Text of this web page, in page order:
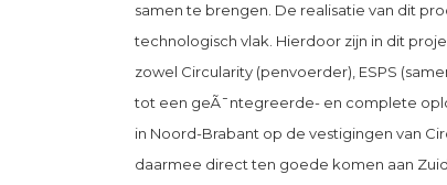
samen te brengen. De realisatie van dit
technologisch vlak. Hierdoor zijn in dit
zowel Circularity (penvoerder), ESPS
tot een geÃ¯ntegreerde- en complete
in Noord-Brabant op de vestigingen van
daarmee direct ten goede komen aan